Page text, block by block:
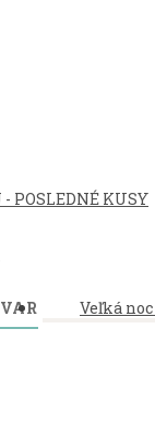
POSLEDNÉ KUSY
Veľká noc